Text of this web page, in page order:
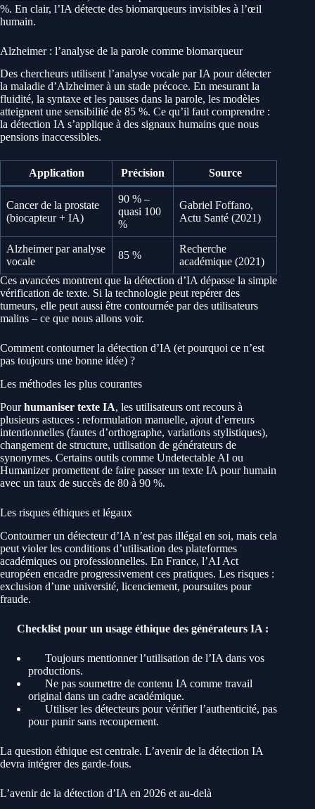
%. En clair, l’IA détecte des biomarqueurs invisibles à l’œil
humain.
Alzheimer : l’analyse de la parole comme biomarqueur
Des chercheurs utilisent l’analyse vocale par IA pour détecter
la maladie d’Alzheimer à un stade précoce. En mesurant la
fluidité, la syntaxe et les pauses dans la parole, les modèles
atteignent une sensibilité de 85 %. Ce qu’il faut comprendre :
la détection IA s’applique à des signaux humains que nous
pensions inaccessibles.
Application Précision Source
Cancer de la prostate
(biocapteur + IA)
90 % –
quasi 100
%
Gabriel Foffano,
Actu Santé (2021)
Alzheimer par analyse
vocale
85 %
Recherche
académique (2021)
Ces avancées montrent que la détection d’IA dépasse la simple
vérification de texte. Si la technologie peut repérer des
tumeurs, elle peut aussi être contournée par des utilisateurs
malins – ce que nous allons voir.
Comment contourner la détection d’IA (et pourquoi ce n’est
pas toujours une bonne idée) ?
Les méthodes les plus courantes
Pourhumaniser texte IA, les utilisateurs ont recours à
plusieurs astuces : reformulation manuelle, ajout d’erreurs
intentionnelles (fautes d’orthographe, variations stylistiques),
changement de structure, utilisation de générateurs de
synonymes. Certains outils comme Undetectable AI ou
Humanizer promettent de faire passer un texte IA pour humain
avec un taux de succès de 80 à 90 %.
Les risques éthiques et légaux
Contourner un détecteur d’IA n’est pas illégal en soi, mais cela
peut violer les conditions d’utilisation des plateformes
académiques ou professionnelles. En France, l’AI Act
européen encadre progressivement ces pratiques. Les risques :
exclusion d’une université, licenciement, poursuites pour
fraude.
Checklist pour un usage éthique des générateurs IA :
Toujours mentionner l’utilisation de l’IA dans vos
productions.
Ne pas soumettre de contenu IA comme travail
original dans un cadre académique.
Utiliser les détecteurs pour vérifier l’authenticité, pas
pour punir sans recoupement.
La question éthique est centrale. L’avenir de la détection IA
devra intégrer des garde-fous.
L’avenir de la détection d’IA en 2026 et au-delà